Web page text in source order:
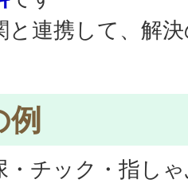
と連携して、解
例
・チック・指し